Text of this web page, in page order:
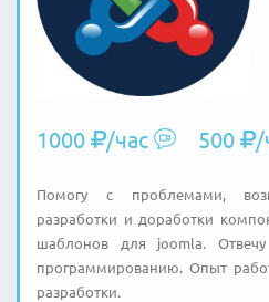
1000 /час 500 /
Помогу с проблемами,
разработки и доработки
шаблонов для joomla.
программированию. Опыт
разработки.